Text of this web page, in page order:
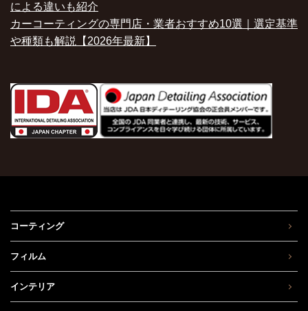
による違いも紹介
カーコーティングの専門店・業者おすすめ10選｜選定基準
や種類も解説【2026年最新】
コーティング
フィルム
インテリア